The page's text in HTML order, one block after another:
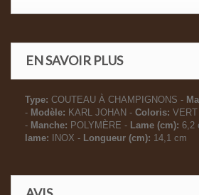
EN SAVOIR PLUS
Type: COUTEAU À CHAMPIGNONS -
- Modèle: KARL JOHAN - Coloris: VERT
- Manche: POLYMÈRE - Lame (cm): 6,2
lame: INOX - Longueur (cm): 14,1 cm